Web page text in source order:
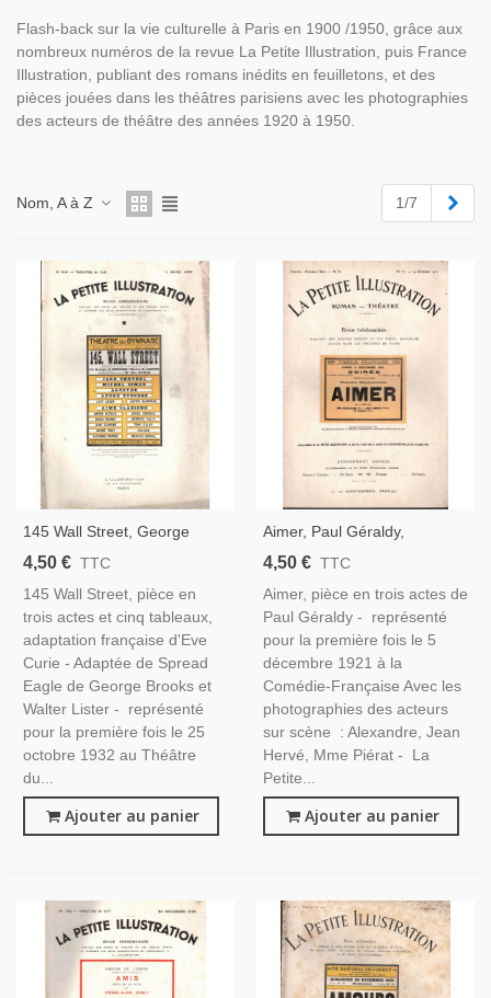
Flash-back sur la vie culturelle à Paris en 1900 /1950, grâce aux
nombreux numéros de la revue La Petite Illustration, puis France
Illustration, publiant des romans inédits en feuilletons, et des
pièces jouées dans les théâtres parisiens avec les photographies
des acteurs de théâtre des années 1920 à 1950.
Nom, A à Z 1/7
145 Wall Street, George
Brooks, Eve Curie, Acteurs
La Petite Illustration Théâtre
N°318 1933
4,50 € TTC
145 Wall Street, pièce en
trois actes et cinq tableaux,
adaptation française d'Eve
Curie - Adaptée de Spread
Eagle de George Brooks et
Walter Lister - représenté
pour la première fois le 25
octobre 1932 au Théâtre
du...
Ajouter au panier
Aimer, Paul Géraldy,
Comédie-Française, Acteurs
Illustration Théâtre N°56
1921
4,50 € TTC
Aimer, pièce en trois actes de
Paul Géraldy - représenté
pour la première fois le 5
décembre 1921 à la
Comédie-Française Avec les
photographies des acteurs
sur scène : Alexandre, Jean
Hervé, Mme Piérat - La
Petite...
Ajouter au panier